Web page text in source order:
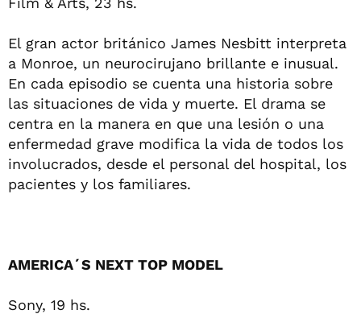
El gran actor británico James Nesbitt interpreta
a Monroe, un neurocirujano brillante e inusual.
En cada episodio se cuenta una historia sobre
las situaciones de vida y muerte. El drama se
centra en la manera en que una lesión o una
enfermedad grave modifica la vida de todos los
involucrados, desde el personal del hospital, los
pacientes y los familiares.
AMERICA´S NEXT TOP MODEL
Sony, 19 hs.